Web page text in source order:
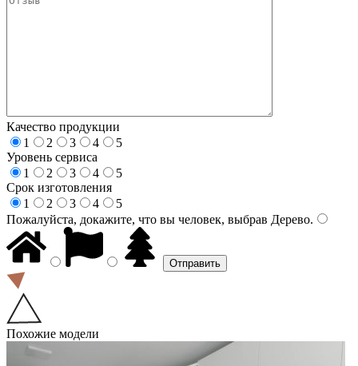
Качество продукции
1
2 3 4
5
Уровень сервиса
1
2 3 4
5
Срок изготовления
1
2 3 4
5
Пожалуйста, докажите, что вы человек, выбрав Дерево.
Похожие модели